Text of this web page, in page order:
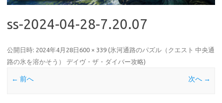
ss-2024-04-28-7.20.07
公開日時: 2024年4月28日 600 × 339 (氷河通路のパズル（クエスト 中央通
路の氷を溶かそう） デイヴ・ザ・ダイバー攻略)
← 前へ 次へ →